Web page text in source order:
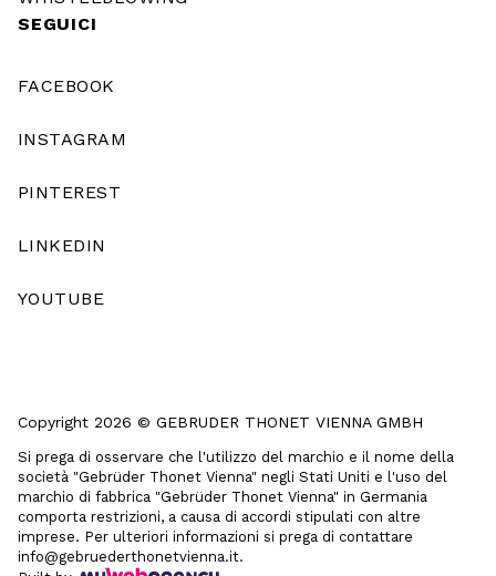
SEGUICI
FACEBOOK
INSTAGRAM
PINTEREST
LINKEDIN
YOUTUBE
Copyright 2026 © GEBRUDER THONET VIENNA GMBH
Si prega di osservare che l'utilizzo del marchio e il nome della
società "Gebrüder Thonet Vienna" negli Stati Uniti e l'uso del
marchio di fabbrica "Gebrüder Thonet Vienna" in Germania
comporta restrizioni, a causa di accordi stipulati con altre
imprese. Per ulteriori informazioni si prega di contattare
info@gebruederthonetvienna.it.